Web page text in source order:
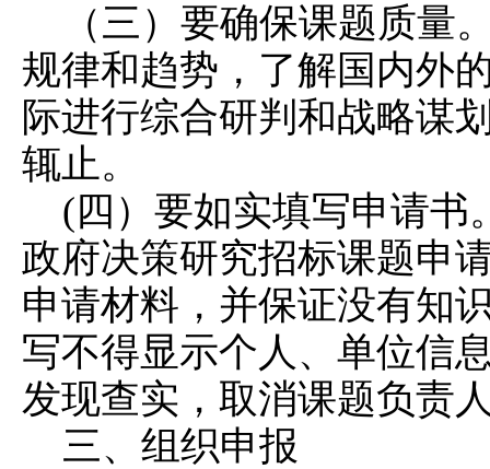
（三）要确保课题质量
规律和趋势，了解国内外
际进行综合研判和战略谋
辄止。
(四）要如实填写申请书
政府决策研究招标课题申
申请材料，并保证没有知
写不得显示个人、单位信
发现查实，取消课题负责
三、组织申报